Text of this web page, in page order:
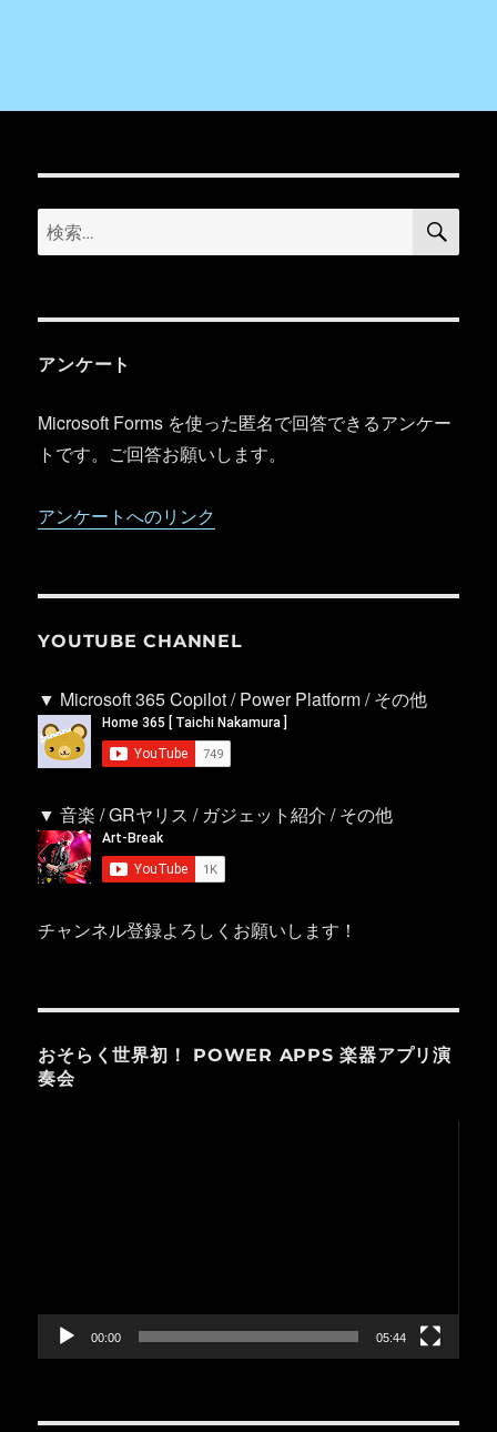
検
索:
検
アンケート
Microsoft Forms を使った匿名で回答できるアンケー
トです。ご回答お願いします。
アンケートへのリンク
YOUTUBE CHANNEL
▼ Microsoft 365 Copilot / Power Platform / その他
▼ 音楽 / GRヤリス / ガジェット紹介 / その他
チャンネル登録よろしくお願いします！
おそらく世界初！ POWER APPS 楽器アプリ演
奏会
ー
00:00 05:44